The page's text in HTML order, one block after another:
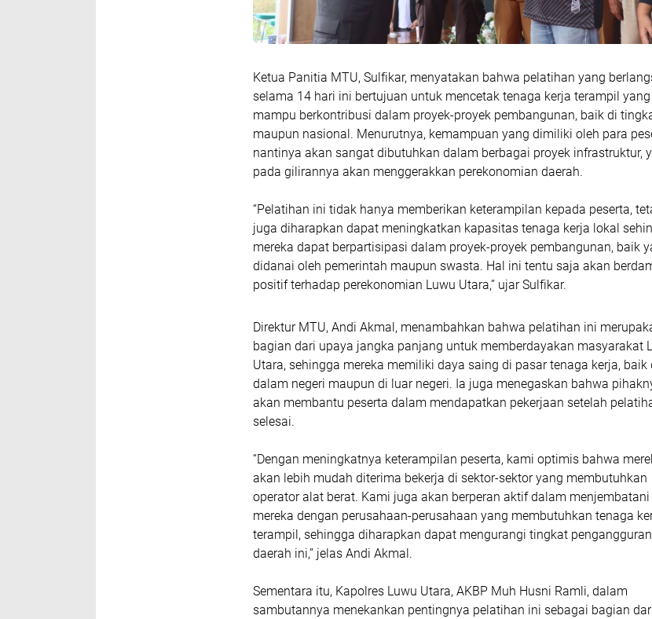
Ketua Panitia MTU, Sulfikar, menyatakan bahwa pelatihan yang
selama 14 hari ini bertujuan untuk mencetak tenaga kerja terampil yang
mampu berkontribusi dalam proyek-proyek pembangunan, baik di
maupun nasional. Menurutnya, kemampuan yang dimiliki oleh para
nantinya akan sangat dibutuhkan dalam berbagai proyek infrastruktur,
pada gilirannya akan menggerakkan perekonomian daerah.
“Pelatihan ini tidak hanya memberikan keterampilan kepada peserta,
juga diharapkan dapat meningkatkan kapasitas tenaga kerja lokal
mereka dapat berpartisipasi dalam proyek-proyek pembangunan, baik
didanai oleh pemerintah maupun swasta. Hal ini tentu saja akan
positif terhadap perekonomian Luwu Utara,” ujar Sulfikar.
Direktur MTU, Andi Akmal, menambahkan bahwa pelatihan ini
bagian dari upaya jangka panjang untuk memberdayakan masyarakat
Utara, sehingga mereka memiliki daya saing di pasar tenaga kerja, baik
dalam negeri maupun di luar negeri. Ia juga menegaskan bahwa
akan membantu peserta dalam mendapatkan pekerjaan setelah
selesai.
“Dengan meningkatnya keterampilan peserta, kami optimis bahwa
akan lebih mudah diterima bekerja di sektor-sektor yang membutuhkan
operator alat berat. Kami juga akan berperan aktif dalam menjembatani
mereka dengan perusahaan-perusahaan yang membutuhkan tenaga
terampil, sehingga diharapkan dapat mengurangi tingkat
daerah ini,” jelas Andi Akmal.
Sementara itu, Kapolres Luwu Utara, AKBP Muh Husni Ramli, dalam
sambutannya menekankan pentingnya pelatihan ini sebagai bagian